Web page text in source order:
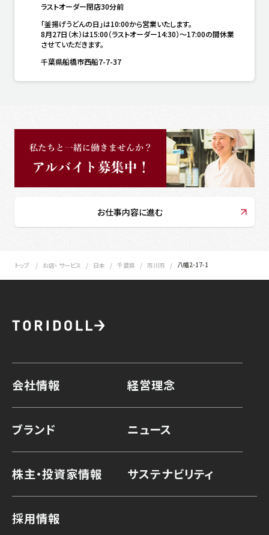
ラストオーダー閉店30分前
「釜揚げうどんの日」は10:00から営業いたします。
8月27日（木）は15:00（ラストオーダー14:30）～17:00の間休業
させていただきます。
千葉県船橋市西船7-7-37
お仕事内容に進む
トップ お店・ サービス 日本 千葉県 市川市 八幡2-17-1
会社情報 経営理念
ブランド ニュース
株主・投資家情報 サステナビリティ
採用情報